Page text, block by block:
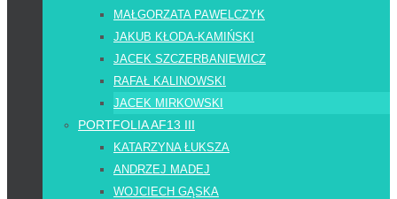
MAŁGORZATA PAWELCZYK
JAKUB KŁODA-KAMIŃSKI
JACEK SZCZERBANIEWICZ
RAFAŁ KALINOWSKI
JACEK MIRKOWSKI
PORTFOLIA AF13 III
KATARZYNA ŁUKSZA
ANDRZEJ MADEJ
WOJCIECH GĄSKA